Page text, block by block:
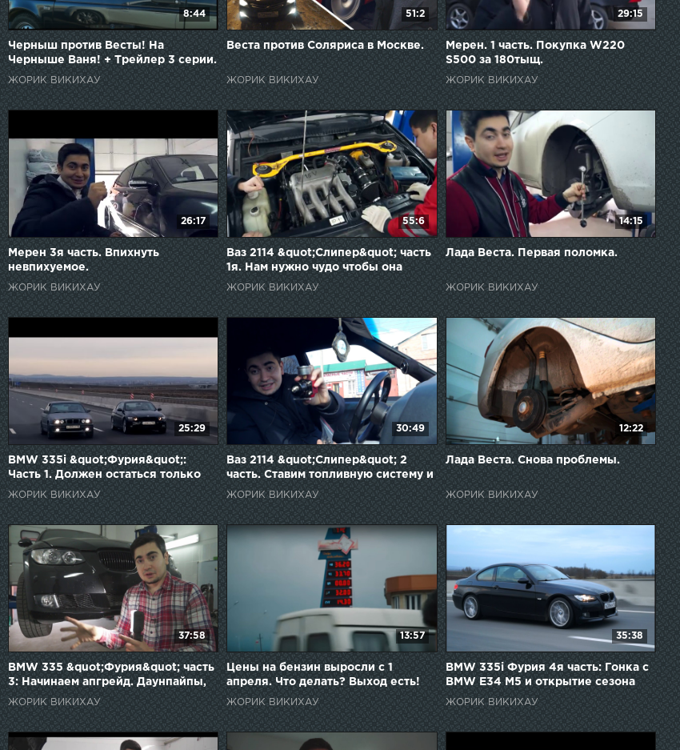
8:44
Черныш против Весты! На
Черныше Ваня! + Трейлер 3 серии.
ЖОРИК ВИКИХАУ
51:2
Веста против Соляриса в Москве.
ЖОРИК ВИКИХАУ
29:15
Мерен. 1 часть. Покупка W220
S500 за 180тыщ.
ЖОРИК ВИКИХАУ
26:17
Мерен 3я часть. Впихнуть
невпихуемое.
ЖОРИК ВИКИХАУ
55:6
Ваз 2114 &quot;Слипер&quot; часть
1я. Нам нужно чудо чтобы она
поехала!
ЖОРИК ВИКИХАУ
14:15
Лада Веста. Первая поломка.
ЖОРИК ВИКИХАУ
25:29
BMW 335i &quot;Фурия&quot;:
Часть 1. Должен остаться только
один.
ЖОРИК ВИКИХАУ
30:49
Ваз 2114 &quot;Слипер&quot; 2
часть. Ставим топливную систему и
дуем 0.8 бар.
ЖОРИК ВИКИХАУ
12:22
Лада Веста. Снова проблемы.
ЖОРИК ВИКИХАУ
37:58
BMW 335 &quot;Фурия&quot; часть
3: Начинаем апгрейд. Даунпайпы,
интеркулер, и чарджпайп.
ЖОРИК ВИКИХАУ
13:57
Цены на бензин выросли с 1
апреля. Что делать? Выход есть!
ЖОРИК ВИКИХАУ
35:38
BMW 335i Фурия 4я часть: Гонка с
BMW E34 M5 и открытие сезона
2016.
ЖОРИК ВИКИХАУ